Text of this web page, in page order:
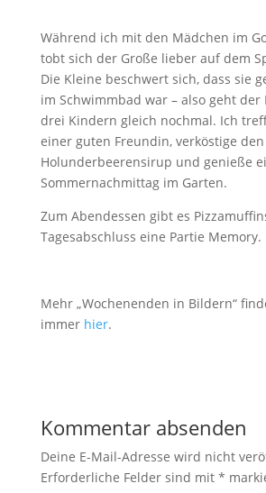
Während ich mit den Mädchen im
tobt sich der Große lieber auf dem
Die Kleine beschwert sich, dass sie
im Schwimmbad war – also geht der
drei Kindern gleich nochmal. Ich
einer guten Freundin, verköstige den
Holunderbeerensirup und genieße
Sommernachmittag im Garten.
Zum Abendessen gibt es
Tagesabschluss eine Partie Memory.
Mehr „Wochenenden in Bildern“
immer hier.
Kommentar absenden
Deine E-Mail-Adresse wird nicht
Erforderliche Felder sind mit *